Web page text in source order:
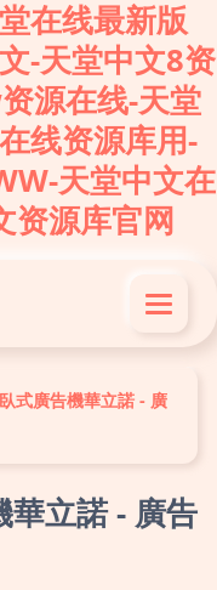
在线最新版
-天堂中文8资
源在线-天堂
线资源库用-
天堂中文在
资源库官网
式廣告機華立諾 - 廣
華立諾 - 廣告